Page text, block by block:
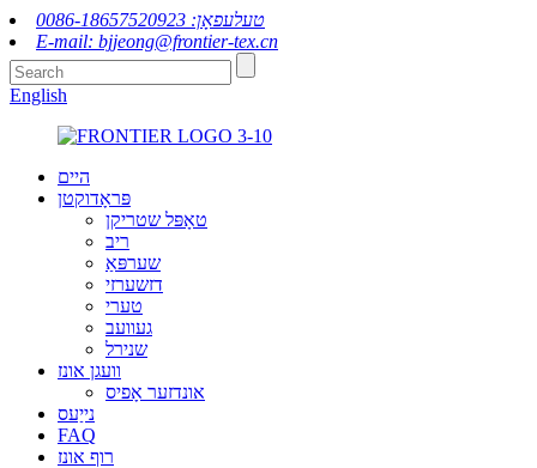
טעלעפאָן: 0086-18657520923
E-mail: bjjeong@frontier-tex.cn
English
היים
פּראָדוקטן
טאָפּל שטריקן
ריב
שערפּאַ
דזשערזי
טערי
געוועב
שנירל
וועגן אונז
אונדזער אָפיס
נייַעס
FAQ
רוף אונז